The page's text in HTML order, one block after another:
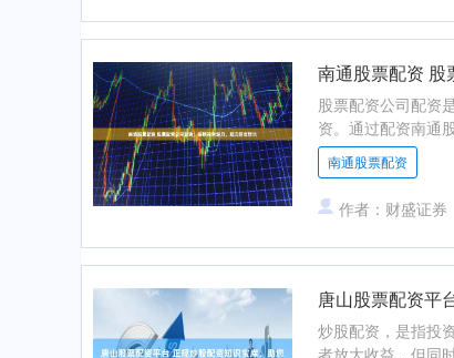
南通股票配资 股
股票配资公司配资
资。通过配资南通
南通股票配资
作者：财盛证券
唐山股票配资平
炒股配资，是指投
者放大收益，但同